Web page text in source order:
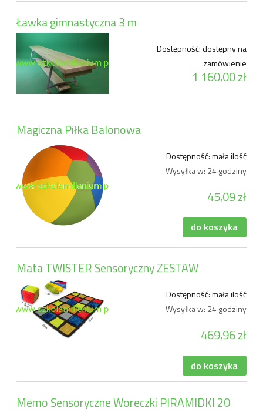
Ławka gimnastyczna 3 m
Dostępność:dostępny na
zamówienie
1 160,00 zł
Magiczna Piłka Balonowa
Dostępność:mała ilość
Wysyłka w: 24 godziny
45,09 zł
do koszyka
Mata TWISTER Sensoryczny ZESTAW
Dostępność:mała ilość
Wysyłka w: 24 godziny
469,96 zł
do koszyka
Memo Sensoryczne Woreczki PIRAMIDKI 20